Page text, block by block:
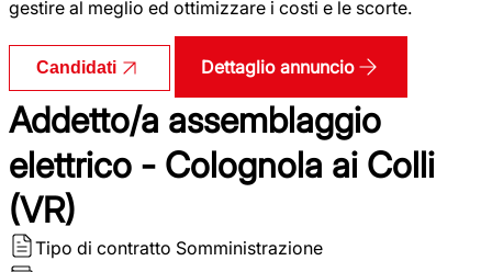
gestire al meglio ed ottimizzare i costi e le scorte.
Candidati Dettaglio annuncio
Addetto/a assemblaggio
elettrico - Colognola ai Colli
(VR)
Tipo di contratto Somministrazione